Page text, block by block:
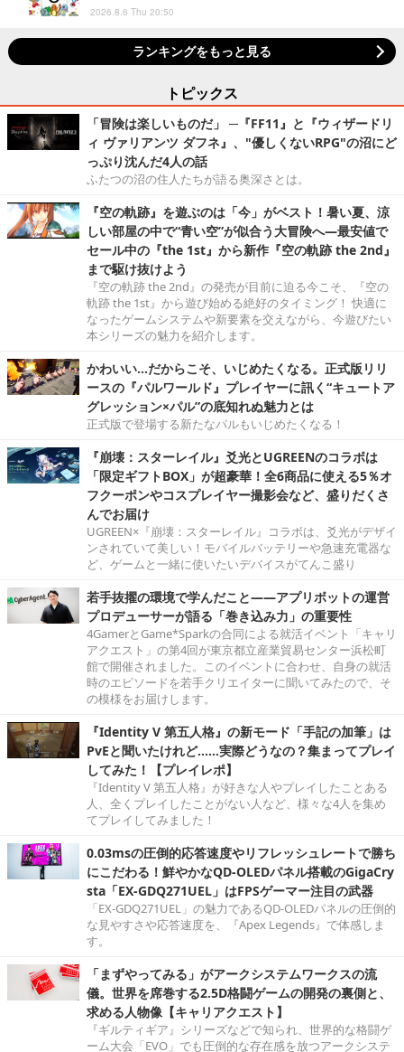
2026.8.6 Thu 20:50
ランキングをもっと見る
トピックス
「冒険は楽しいものだ」 ─『FF11』と『ウィザードリ
ィ ヴァリアンツ ダフネ』、"優しくないRPG"の沼にど
っぷり沈んだ4人の話
ふたつの沼の住人たちが語る奥深さとは。
『空の軌跡』を遊ぶのは「今」がベスト！暑い夏、涼
しい部屋の中で“青い空”が似合う大冒険へ―最安値で
セール中の『the 1st』から新作『空の軌跡 the 2nd』
まで駆け抜けよう
『空の軌跡 the 2nd』の発売が目前に迫る今こそ、『空の
軌跡 the 1st』から遊び始める絶好のタイミング！ 快適に
なったゲームシステムや新要素を交えながら、今遊びたい
本シリーズの魅力を紹介します。
かわいい…だからこそ、いじめたくなる。正式版リリ
ースの『パルワールド』プレイヤーに訊く“キュートア
グレッション×パル”の底知れぬ魅力とは
正式版で登場する新たなパルもいじめたくなる！
『崩壊：スターレイル』爻光とUGREENのコラボは
「限定ギフトBOX」が超豪華！全6商品に使える5％オ
フクーポンやコスプレイヤー撮影会など、盛りだくさ
んでお届け
UGREEN×『崩壊：スターレイル』コラボは、爻光がデザイ
ンされていて美しい！モバイルバッテリーや急速充電器な
ど、ゲームと一緒に使いたいデバイスがてんこ盛り
若手抜擢の環境で学んだこと――アプリボットの運営
プロデューサーが語る「巻き込み力」の重要性
4GamerとGame*Sparkの合同による就活イベント「キャリ
アクエスト」の第4回が東京都立産業貿易センター浜松町
館で開催されました。このイベントに合わせ、自身の就活
時のエピソードを若手クリエイターに聞いてみたので、そ
の模様をお届けします。
『Identity V 第五人格』の新モード「手記の加筆」は
PvEと聞いたけれど……実際どうなの？集まってプレイ
してみた！【プレイレポ】
『Identity V 第五人格』が好きな人やプレイしたことある
人、全くプレイしたことがない人など、様々な4人を集め
てプレイしてみました！
0.03msの圧倒的応答速度やリフレッシュレートで勝ち
にこだわる！鮮やかなQD-OLEDパネル搭載のGigaCry
sta「EX-GDQ271UEL」はFPSゲーマー注目の武器
「EX-GDQ271UEL」の魅力であるQD-OLEDパネルの圧倒的
な見やすさや応答速度を、『Apex Legends』で体感しま
す。
「まずやってみる」がアークシステムワークスの流
儀。世界を席巻する2.5D格闘ゲームの開発の裏側と、
求める人物像【キャリアクエスト】
『ギルティギア』シリーズなどで知られ、世界的な格闘ゲ
ーム大会「EVO」でも圧倒的な存在感を放つアークシステ